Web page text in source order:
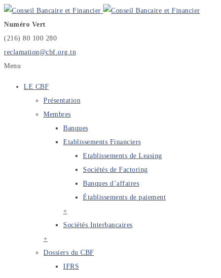
Numéro Vert
(216) 80 100 280
reclamation@cbf.org.tn
Menu
LE CBF
Présentation
Membres
Banques
Etablissements Financiers
Etablissements de Leasing
Sociétés de Factoring
Banques d’affaires
Établissements de paiement
+
Sociétés Interbancaires
+
Dossiers du CBF
IFRS